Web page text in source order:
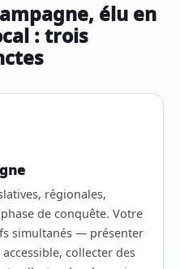
élu en
: trois
régionales,
de conquête. Votre
simultanés — présenter
collecter des